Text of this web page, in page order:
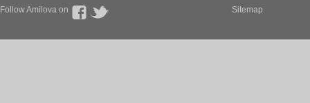
Follow Amilova on Sitemap